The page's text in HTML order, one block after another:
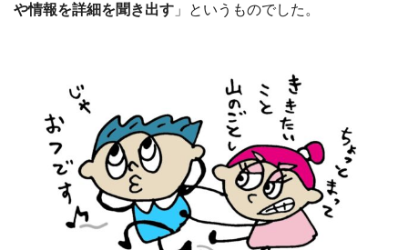
や情報を詳細を聞き出す 」というものでした。